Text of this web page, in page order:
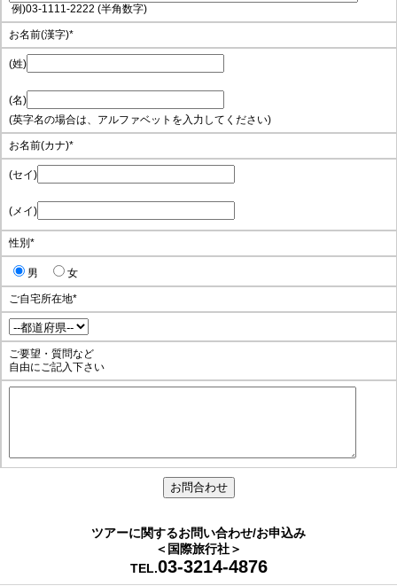
例)03-1111-2222 (半角数字)
お名前(漢字)*
(姓)
(名)
(英字名の場合は、アルファベットを入力してください)
お名前(カナ)*
(セイ)
(メイ)
性別 *
男 女
ご自宅所在地*
ご要望・質問など
自由にご記入下さい
ツアーに関するお問い合わせ/お申込み
＜国際旅行社＞
TEL.03-3214-4876